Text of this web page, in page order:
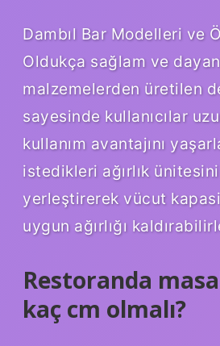
Dambıl Bar Modelleri ve
Oldukça sağlam ve
malzemelerden üretilen
sayesinde kullanıcılar
kullanım avantajını
istedikleri ağırlık
yerleştirerek vücut
uygun ağırlığı
Restoranda
kaç cm olmalı?